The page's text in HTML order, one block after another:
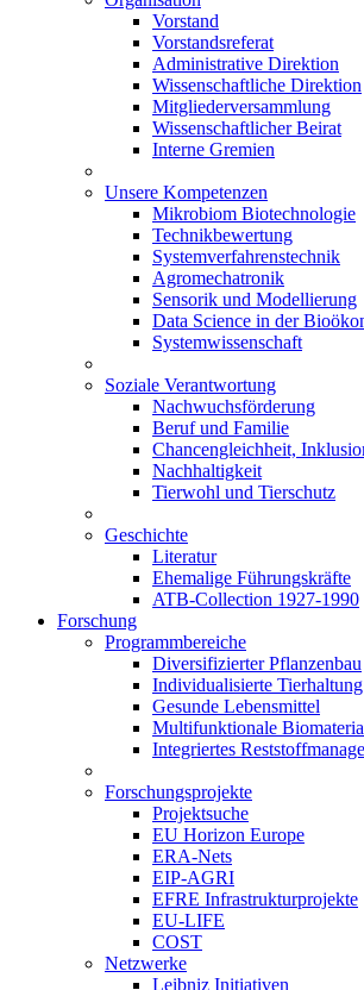
Vorstand
Vorstandsreferat
Administrative Direktion
Wissenschaftliche Direktion
Mitgliederversammlung
Wissenschaftlicher Beirat
Interne Gremien
Unsere Kompetenzen
Mikrobiom Biotechnologie
Technikbewertung
Systemverfahrenstechnik
Agromechatronik
Sensorik und Modellierung
Data Science in der
Systemwissenschaft
Soziale Verantwortung
Nachwuchsförderung
Beruf und Familie
Chancengleichheit,
Nachhaltigkeit
Tierwohl und Tierschutz
Geschichte
Literatur
Ehemalige Führungskräfte
ATB-Collection 1927-1990
Forschung
Programmbereiche
Diversifizierter Pflanzenbau
Individualisierte Tierhaltung
Gesunde Lebensmittel
Multifunktionale
Integriertes
Forschungsprojekte
Projektsuche
EU Horizon Europe
ERA-Nets
EIP-AGRI
EFRE Infrastrukturprojekte
EU-LIFE
COST
Netzwerke
Leibniz Initiativen